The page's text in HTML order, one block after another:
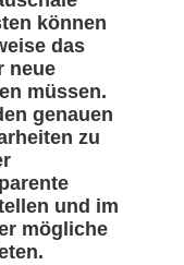
können
das
neue
müssen.
genauen
zu
und im
mögliche